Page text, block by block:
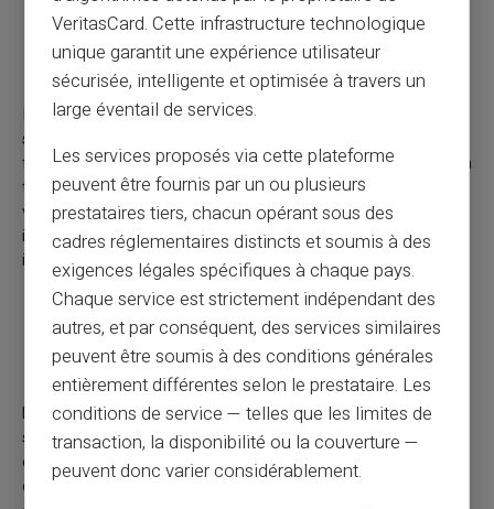
Systèmes Trash-and-Cash
Il s’agit de l'opposé des systèmes Pump-and-Dump. Dans les
systèmes de Trash-and-Cash, les fraudeurs diffusent de
fausses informations pour encourager les gens à croire qu'un
titre relativement peu liquide est susceptible de plonger en
valeur et devrait être vendu. Lorsque ceux qui voient cette
information vendent le titre, le prix s'effondre et les fraudeurs
interviennent pour l'acheter à bas prix.
Arnaque d’accès anticipé à aux prestations
de retraite
Dans la plupart des juridictions, les prestations de retraite ne
sont accessibles qu'une fois qu'un âge minimum de retraite a
été atteint. L'accès anticipé est normalement possible mais
entraîne souvent des « pénalités de retrait anticipé ». Avec
VeritasCard. Cette infrastructure technologique
unique garantit une expérience utilisateur
sécurisée, intelligente et optimisée à travers un
large éventail de services.
Les services proposés via cette plateforme
peuvent être fournis par un ou plusieurs
prestataires tiers, chacun opérant sous des
cadres réglementaires distincts et soumis à des
exigences légales spécifiques à chaque pays.
Chaque service est strictement indépendant des
autres, et par conséquent, des services similaires
peuvent être soumis à des conditions générales
entièrement différentes selon le prestataire. Les
conditions de service — telles que les limites de
transaction, la disponibilité ou la couverture —
peuvent donc varier considérablement.